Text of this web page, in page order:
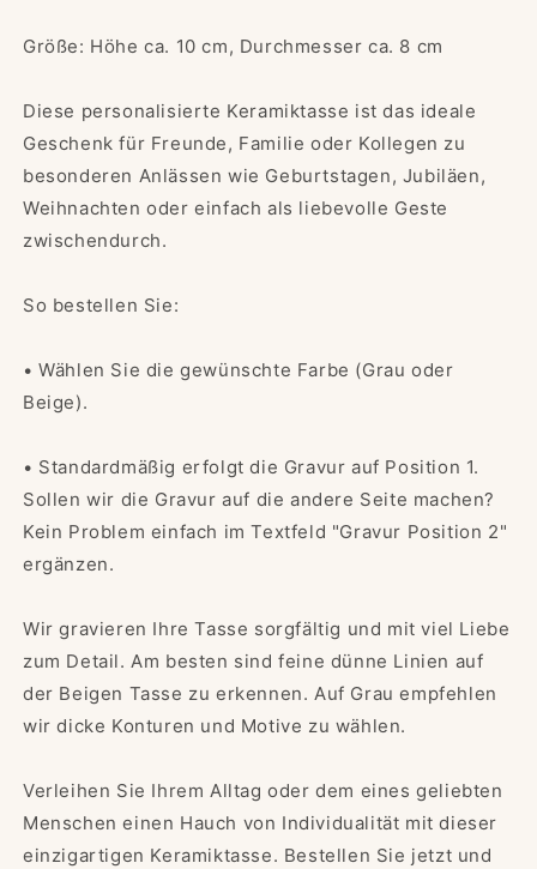
Größe: Höhe ca. 10 cm, Durchmesser ca. 8 cm
Diese personalisierte Keramiktasse ist das ideale
Geschenk für Freunde, Familie oder Kollegen zu
besonderen Anlässen wie Geburtstagen, Jubiläen,
Weihnachten oder einfach als liebevolle Geste
zwischendurch.
So bestellen Sie:
• Wählen Sie die gewünschte Farbe (Grau oder
Beige).
• Standardmäßig erfolgt die Gravur auf Position 1.
Sollen wir die Gravur auf die andere Seite machen?
Kein Problem einfach im Textfeld "Gravur Position 2"
ergänzen.
Wir gravieren Ihre Tasse sorgfältig und mit viel Liebe
zum Detail. Am besten sind feine dünne Linien auf
der Beigen Tasse zu erkennen. Auf Grau empfehlen
wir dicke Konturen und Motive zu wählen.
Verleihen Sie Ihrem Alltag oder dem eines geliebten
Menschen einen Hauch von Individualität mit dieser
einzigartigen Keramiktasse. Bestellen Sie jetzt und